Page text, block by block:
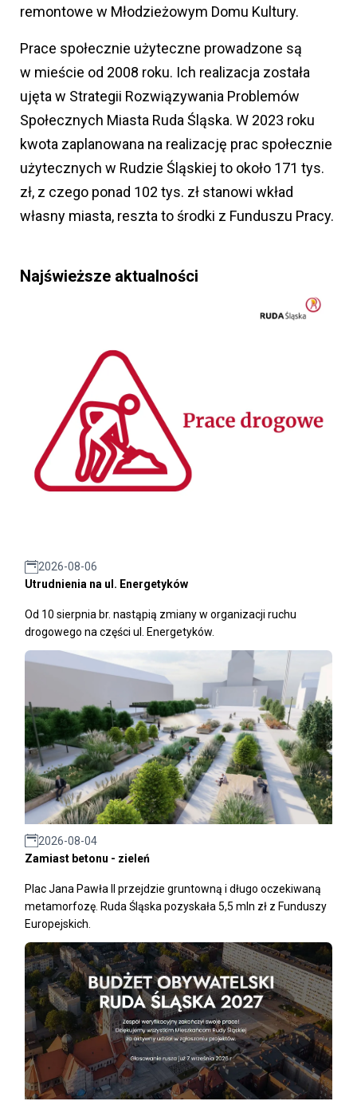
remontowe w Młodzieżowym Domu Kultury.
Prace społecznie użyteczne prowadzone są
w mieście od 2008 roku. Ich realizacja została
ujęta w Strategii Rozwiązywania Problemów
Społecznych Miasta Ruda Śląska. W 2023 roku
kwota zaplanowana na realizację prac społecznie
użytecznych w Rudzie Śląskiej to około 171 tys.
zł, z czego ponad 102 tys. zł stanowi wkład
własny miasta, reszta to środki z Funduszu Pracy.
Najświeższe aktualności
2026-08-06
Utrudnienia na ul. Energetyków
Od 10 sierpnia br. nastąpią zmiany w organizacji ruchu
drogowego na części ul. Energetyków.
2026-08-04
Zamiast betonu - zieleń
Plac Jana Pawła II przejdzie gruntowną i długo oczekiwaną
metamorfozę. Ruda Śląska pozyskała 5,5 mln zł z Funduszy
Europejskich.